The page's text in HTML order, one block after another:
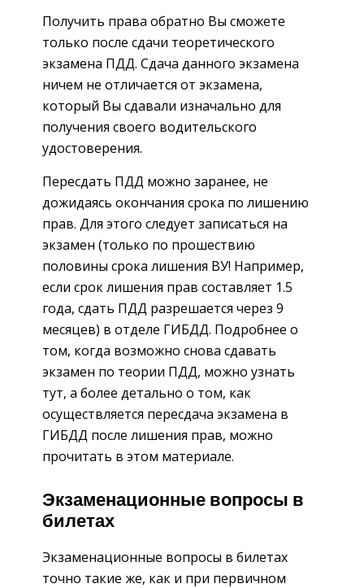
Получить права обратно Вы сможете
только после сдачи теоретического
экзамена ПДД. Сдача данного экзамена
ничем не отличается от экзамена,
который Вы сдавали изначально для
получения своего водительского
удостоверения.
Пересдать ПДД можно заранее, не
дожидаясь окончания срока по лишению
прав. Для этого следует записаться на
экзамен (только по прошествию
половины срока лишения ВУ! Например,
если срок лишения прав составляет 1.5
года, сдать ПДД разрешается через 9
месяцев) в отделе ГИБДД. Подробнее о
том, когда возможно снова сдавать
экзамен по теории ПДД, можно узнать
тут, а более детально о том, как
осуществляется пересдача экзамена в
ГИБДД после лишения прав, можно
прочитать в этом материале.
Экзаменационные вопросы в
билетах
Экзаменационные вопросы в билетах
точно такие же, как и при первичном